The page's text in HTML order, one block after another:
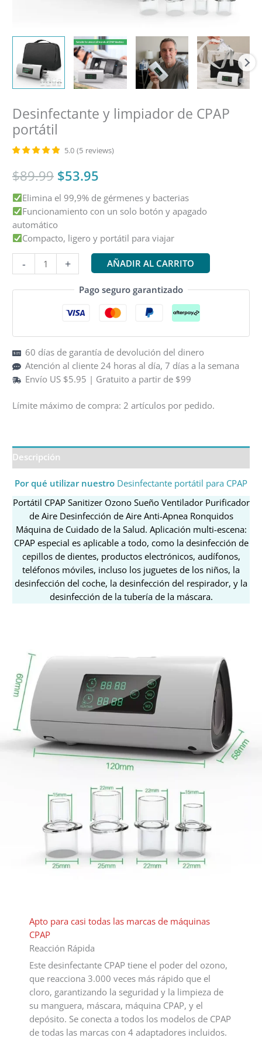
Desinfectante y limpiador de CPAP
portátil
5.0 (5 reviews)
$89.99 El
precio
original
era:
$89.99.
$53.95
precio
es:
$53.95.
Elimina el 99,9% de gérmenes y bacterias
Funcionamiento con un solo botón y apagado
automático
Compacto, ligero y portátil para viajar
-
Portable
CPAP
+ AÑADIR AL CARRITO
Pago seguro garantizado
60 días de garantía de devolución del dinero
Atención al cliente 24 horas al día, 7 días a la semana
Envío US $5.95 | Gratuito a partir de $99
Límite máximo de compra: 2 artículos por pedido.
Descripción
Por qué utilizar nuestro Desinfectante portátil para CPAP
Portátil CPAP Sanitizer Ozono Sueño Ventilador Purificador
de Aire Desinfección de Aire Anti-Apnea Ronquidos
Máquina de Cuidado de la Salud. Aplicación multi-escena:
CPAP especial es aplicable a todo, como la desinfección de
cepillos de dientes, productos electrónicos, audífonos,
teléfonos móviles, incluso los juguetes de los niños, la
desinfección del coche, la desinfección del respirador, y la
desinfección de la tubería de la máscara.
Apto para casi todas las marcas de máquinas
CPAP
Reacción Rápida
Este desinfectante CPAP tiene el poder del ozono,
que reacciona 3.000 veces más rápido que el
cloro, garantizando la seguridad y la limpieza de
su manguera, máscara, máquina CPAP, y el
depósito. Se conecta a todos los modelos de CPAP
de todas las marcas con 4 adaptadores incluidos.